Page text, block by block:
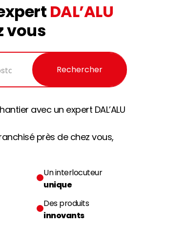
DAL’ALU
vous
Rechercher
avec un expert DAL’ALU
près de chez vous,
Un interlocuteur
unique
Des produits
innovants